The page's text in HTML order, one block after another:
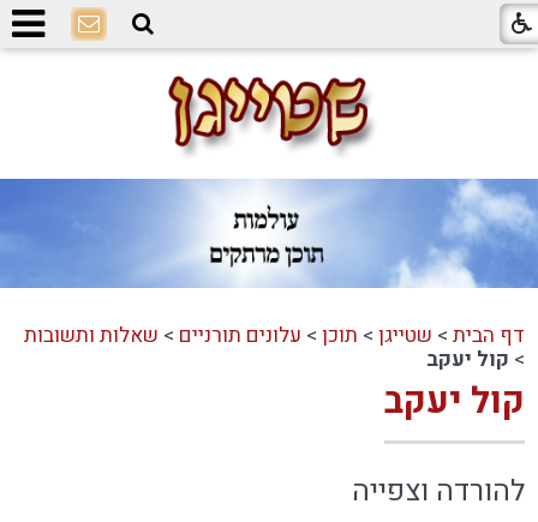
דף הבית > שטייגן > תוכן > עלונים תורניים > שאלות ותשובות
> קול יעקב
קול יעקב
להורדה וצפייה